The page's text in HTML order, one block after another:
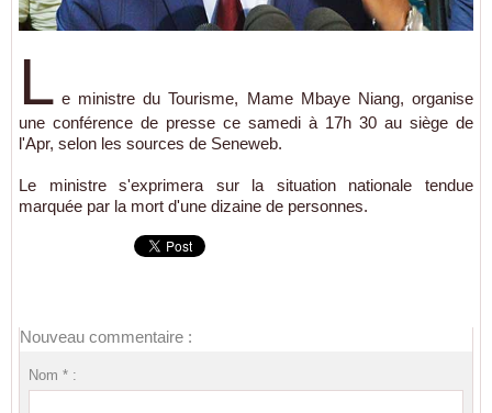
L e ministre du Tourisme, Mame Mbaye Niang, organise
une conférence de presse ce samedi à 17h 30 au siège de
l'Apr, selon les sources de Seneweb.
Le ministre s'exprimera sur la situation nationale tendue
marquée par la mort d'une dizaine de personnes.
Nouveau commentaire :
Nom * :